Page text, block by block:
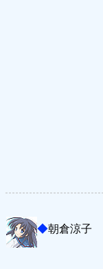
◆朝倉涼子